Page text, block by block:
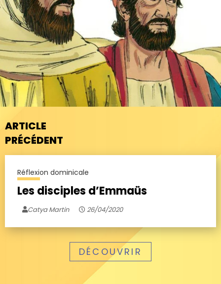
ARTICLE
PRÉCÉDENT
Réflexion dominicale
Les disciples d’Emmaüs
Catya Martin 26/04/2020
DÉCOUVRIR